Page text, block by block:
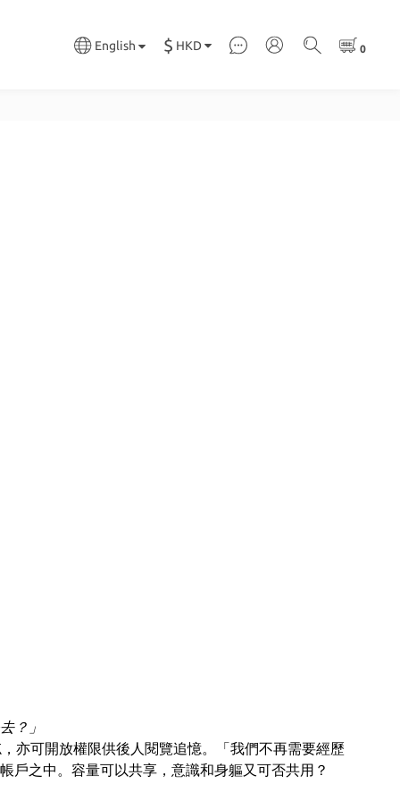
English $ HKD
？」
亦可開放權限供後人閱覽追憶。「我們不再需要經歷
戶之中。容量可以共享，意識和身軀又可否共用？